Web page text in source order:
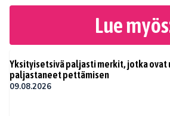
Lue
Yksityisetsivä paljasti merkit, jotka ovat
paljastaneet pettämisen
09.08.2026